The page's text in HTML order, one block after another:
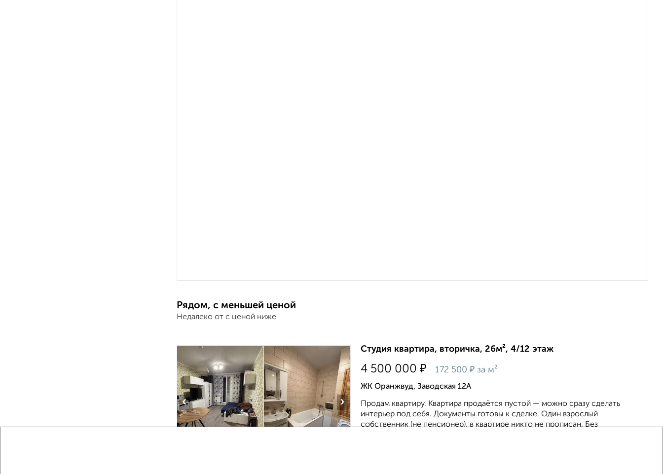
Рядом, с меньшей ценой
Недалеко от с ценой ниже
‹ ›
Студия квартира, вторичка, 26м², 4/12 этаж
4 500 000 ₽ 172 500 ₽ за м²
ЖК Оранжвуд, Заводская 12А
Продам квартиру. Квартира продаётся пустой — можно сразу сделать
интерьер под себя. Документы готовы к сделке. Один взрослый
собственник (не пенсионер), в квартире никто не прописан. Без